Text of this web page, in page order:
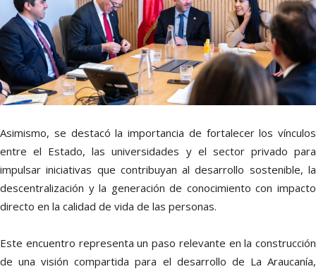
Asimismo, se destacó la importancia de fortalecer los vínculos
entre el Estado, las universidades y el sector privado para
impulsar iniciativas que contribuyan al desarrollo sostenible, la
descentralización y la generación de conocimiento con impacto
directo en la calidad de vida de las personas.
Este encuentro representa un paso relevante en la construcción
de una visión compartida para el desarrollo de La Araucanía,